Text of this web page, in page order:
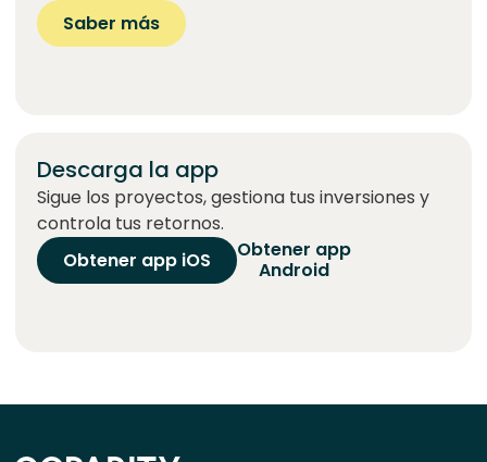
Saber más
Descarga la app
Sigue los proyectos, gestiona tus inversiones y
controla tus retornos.
Obtener app iOS
Obtener app
Android